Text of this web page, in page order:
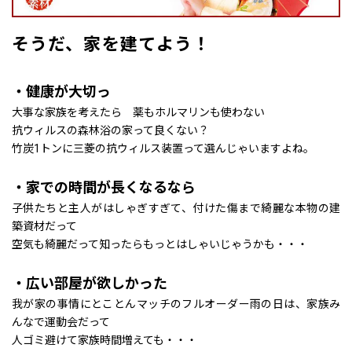
そうだ、家を建てよう！
・健康が大切っ
大事な家族を考えたら 薬もホルマリンも使わない
抗ウィルスの森林浴の家って良くない？
竹炭1トンに三菱の抗ウィルス装置って選んじゃいますよね。
・家での時間が長くなるなら
子供たちと主人がはしゃぎすぎて、付けた傷まで綺麗な本物の建
築資材だって
空気も綺麗だって知ったらもっとはしゃいじゃうかも・・・
・広い部屋が欲しかった
我が家の事情にとことんマッチのフルオーダー雨の日は、家族み
んなで運動会だって
人ゴミ避けて家族時間増えても・・・